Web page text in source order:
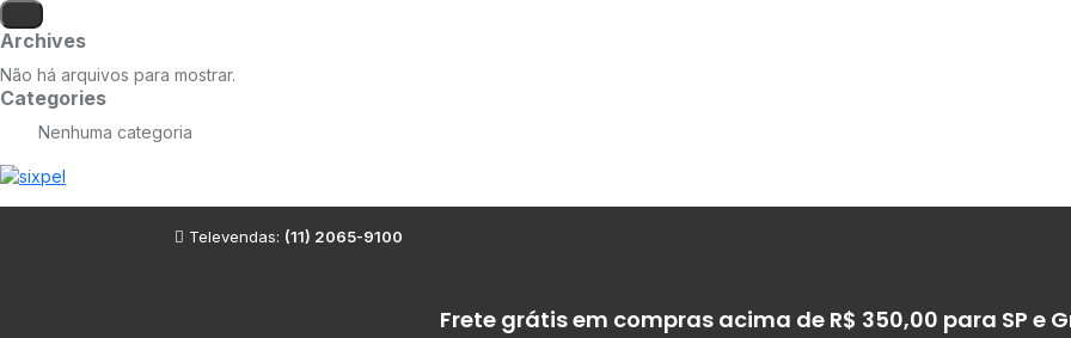
Archives
Não há arquivos para mostrar.
Categories
Nenhuma categoria
Televendas: (11) 2065-9100
Frete grátis em compras acima de R$ 350,00 para SP e